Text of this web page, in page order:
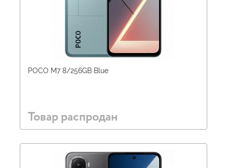
POCO M7 8/256GB Blue
Товар распродан